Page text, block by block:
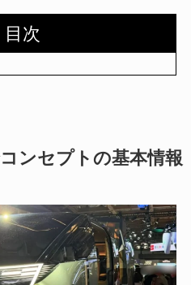
目次
ンセプトの基本情報